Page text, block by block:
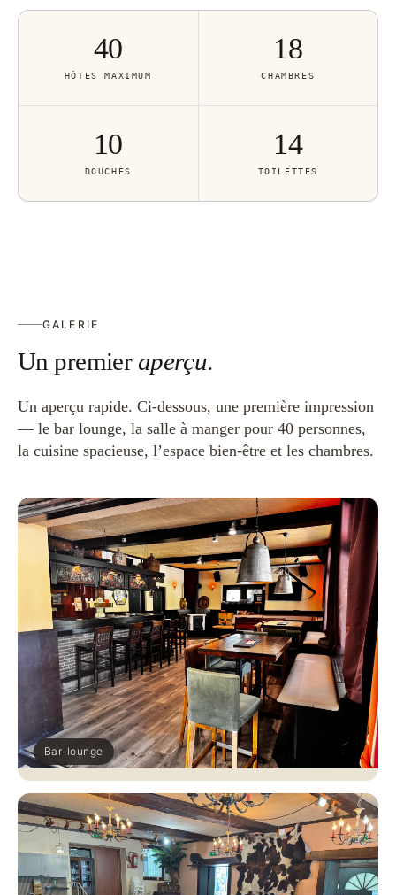
40
HÔTES MAXIMUM
18
CHAMBRES
10
DOUCHES
14
TOILETTES
GALERIE
Un premieraperçu.
Un aperçu rapide. Ci-dessous, une première impression
— le bar lounge, la salle à manger pour 40 personnes,
la cuisine spacieuse, l’espace bien-être et les chambres.
Bar-lounge